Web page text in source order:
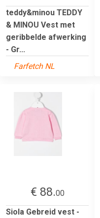
teddy&minou TEDDY
& MINOU Vest met
geribbelde afwerking
- Gr...
Farfetch NL
€ 88.00
Siola Gebreid vest -